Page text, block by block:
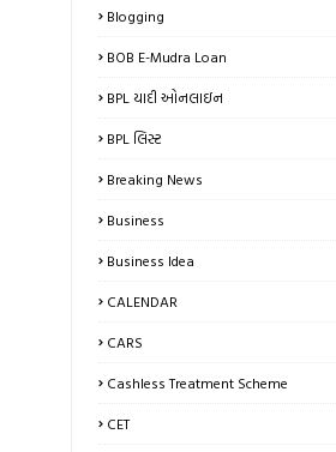
Blogging
BOB E-Mudra Loan
BPL યાદી ઓનલાઇન
BPL લિસ્ટ
Breaking News
Business
Business Idea
CALENDAR
CARS
Cashless Treatment Scheme
CET